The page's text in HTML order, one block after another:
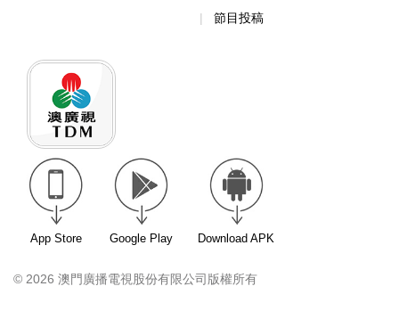
節目投稿
App Store Google Play Download APK
© 2026 澳門廣播電視股份有限公司版權所有